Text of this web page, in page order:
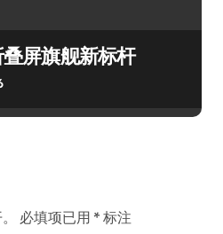
屏旗舰新标杆
必填项已用 * 标注